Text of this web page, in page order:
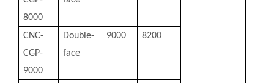
8000
CNC-
CGP-
9000
Double-
face
9000 8200